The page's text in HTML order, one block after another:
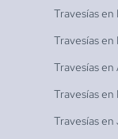
Travesías en
Travesías en
Travesías en
Travesías en
Travesías en